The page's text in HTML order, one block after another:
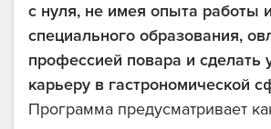
с нуля, не имея опыта работы
специального образования,
профессией повара и сделать
карьеру в гастрономической
Программа предусматривает